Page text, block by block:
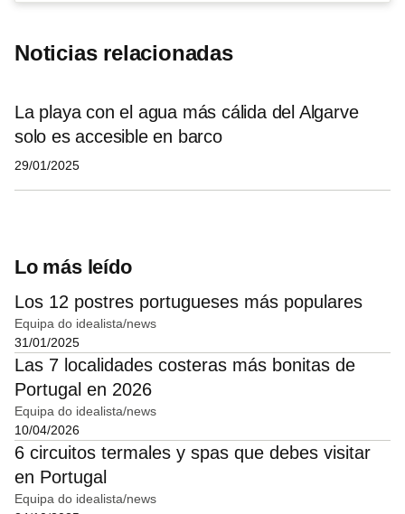
Noticias relacionadas
La playa con el agua más cálida del Algarve
solo es accesible en barco
29/01/2025
Lo más leído
Los 12 postres portugueses más populares
Equipa do idealista/news
31/01/2025
Las 7 localidades costeras más bonitas de
Portugal en 2026
Equipa do idealista/news
10/04/2026
6 circuitos termales y spas que debes visitar
en Portugal
Equipa do idealista/news